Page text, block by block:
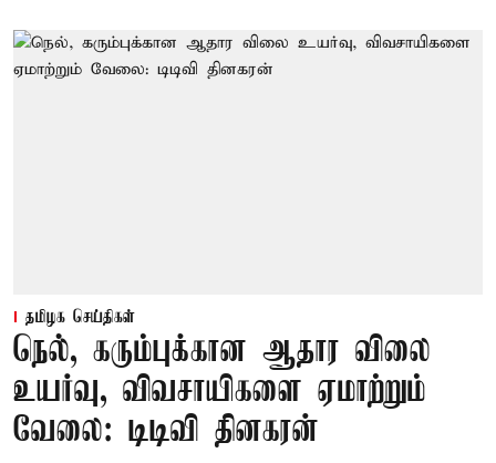
தமிழக செய்திகள்
நெல், கரும்புக்கான ஆதார விலை
உயர்வு, விவசாயிகளை ஏமாற்றும்
வேலை: டிடிவி தினகரன்